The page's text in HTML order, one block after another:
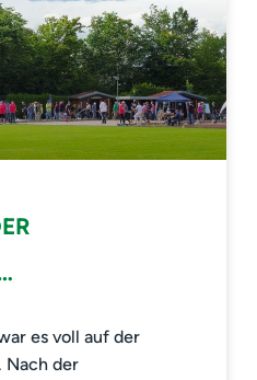
es voll auf der
Nach der